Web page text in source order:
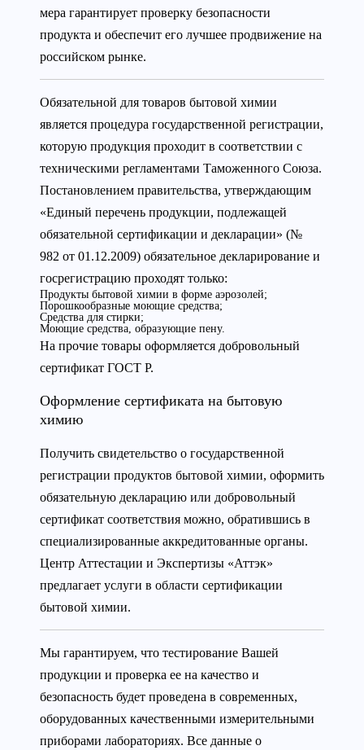
мера гарантирует проверку безопасности
продукта и обеспечит его лучшее продвижение на
российском рынке.
Обязательной для товаров бытовой химии
является процедура государственной регистрации,
которую продукция проходит в соответствии с
техническими регламентами Таможенного Союза.
Постановлением правительства, утверждающим
«Единый перечень продукции, подлежащей
обязательной сертификации и декларации» (№
982 от 01.12.2009) обязательное декларирование и
госрегистрацию проходят только:
Продукты бытовой химии в форме аэрозолей;
Порошкообразные моющие средства;
Средства для стирки;
Моющие средства, образующие пену.
На прочие товары оформляется добровольный
сертификат ГОСТ Р.
Оформление сертификата на бытовую
химию
Получить свидетельство о государственной
регистрации продуктов бытовой химии, оформить
обязательную декларацию или добровольный
сертификат соответствия можно, обратившись в
специализированные аккредитованные органы.
Центр Аттестации и Экспертизы «Аттэк»
предлагает услуги в области сертификации
бытовой химии.
Мы гарантируем, что тестирование Вашей
продукции и проверка ее на качество и
безопасность будет проведена в современных,
оборудованных качественными измерительными
приборами лабораториях. Все данные о